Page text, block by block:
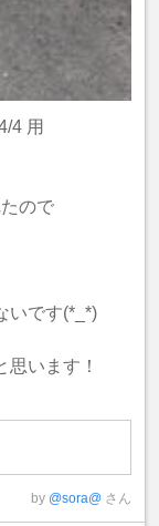
4 用
ので
いです(*_*)
います！
by @sora@ さん